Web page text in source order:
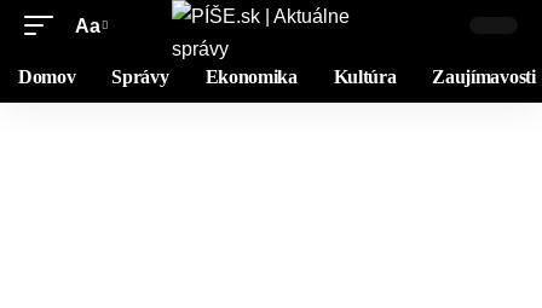
Aa
Domov Správy Ekonomika Kultúra Zaujímavosti